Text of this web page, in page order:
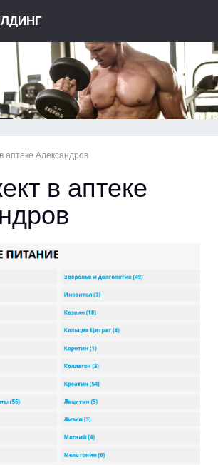
аптеке Александров
в аптеке